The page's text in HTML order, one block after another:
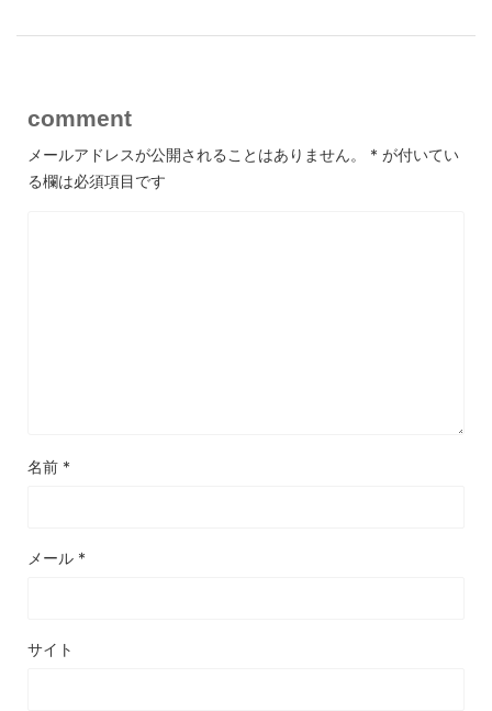
comment
メールアドレスが公開されることはありません。 * が付いてい
る欄は必須項目です
名前 *
メール *
サイト